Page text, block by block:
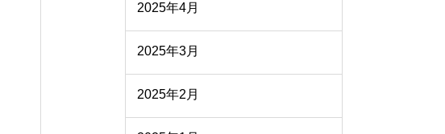
2025年4月
2025年3月
2025年2月